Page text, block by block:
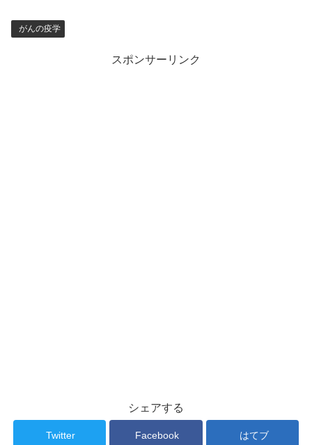
がんの疫学
スポンサーリンク
シェアする
Twitter Facebook はてブ